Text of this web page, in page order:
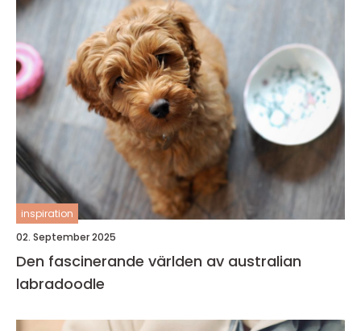
inspiration
02. September 2025
Den fascinerande världen av australian
labradoodle